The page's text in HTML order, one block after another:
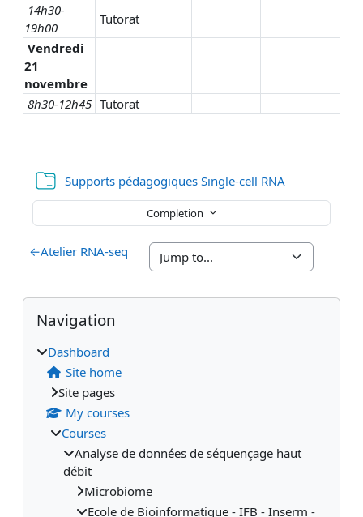
14h30-
19h00
Tutorat
Vendredi
21
novembre
8h30-12h45 Tutorat
Supports pédagogiques Single-cell RNA
Completion
←Atelier RNA-seq
Blocks
Supplementary blocks
Skip Navigation
Navigation
Dashboard
Site home
Site pages
My courses
Courses
Analyse de données de séquençage haut
débit
Microbiome
Ecole de Bioinformatique - IFB - Inserm -